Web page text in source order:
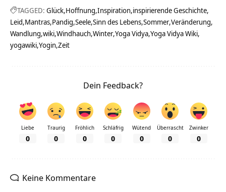
TAGGED: Glück Hoffnung Inspiration inspirierende Geschichte
Leid Mantras Pandig Seele Sinn des Lebens Sommer Veränderung
Wandlung wiki Windhauch Winter Yoga Vidya Yoga Vidya Wiki
yogawiki Yogin Zeit
Dein Feedback?
Liebe
0
Traurig
0
Fröhlich
0
Schläfrig
0
Wütend
0
Überrascht
0
Zwinker
0
Keine Kommentare